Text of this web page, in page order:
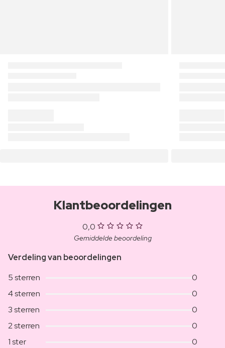
Klantbeoordelingen
0,0
Gemiddelde beoordeling
Verdeling van beoordelingen
5 sterren
0
4 sterren
0
3 sterren
0
2 sterren
0
1 ster
0